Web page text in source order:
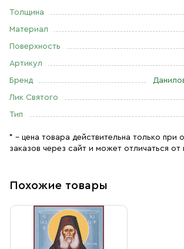
Толщина
Материал
Поверхность
Артикул
Бренд
Лик Святого
Тип
* – цена товара действительна только при
заказов через сайт и может отличаться от
Похожие товары